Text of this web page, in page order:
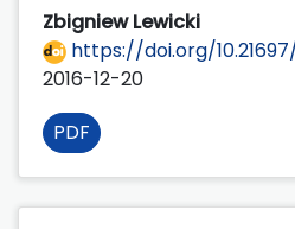
Zbigniew Lewicki
https://doi.org/10.21697/
2016-12-20
PDF